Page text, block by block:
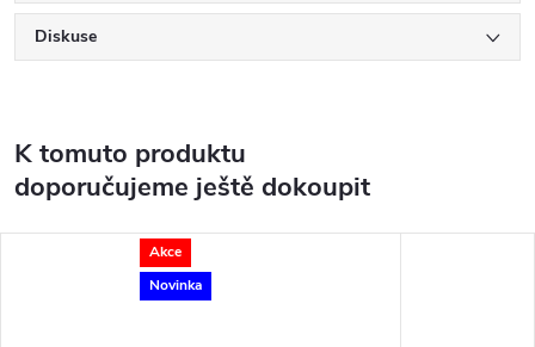
Diskuse
K tomuto produktu
doporučujeme ještě dokoupit
Akce
Novinka